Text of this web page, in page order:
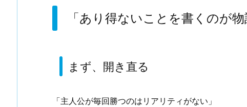
「あり得ないことを書くのが
まず、開き直る
「主人公が毎回勝つのはリアリティがない」